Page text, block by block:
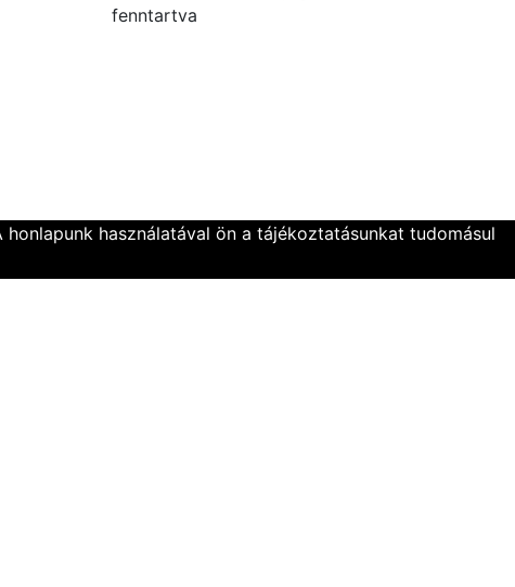
fenntartva
használatával ön a tájékoztatásunkat tudomásul